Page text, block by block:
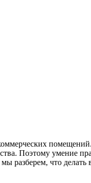
Поэтому умение
что